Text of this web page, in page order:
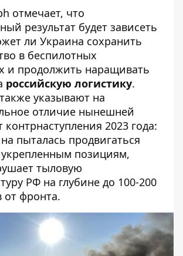
отмечает, что
результат будет зависеть
ли Украина сохранить
в беспилотных
и продолжить наращивать
российскую логистику.
указывают на
отличие нынешней
контрнаступления 2023 года:
пыталась продвигаться
позициям,
тыловую
РФ на глубине до 100-200
от фронта.